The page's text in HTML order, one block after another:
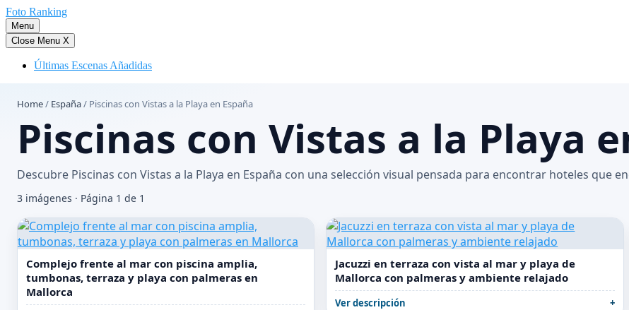
Saltar
al
contenido
Foto Ranking
Menu
Close Menu X
Últimas Escenas Añadidas
Home/ España/ Piscinas con Vistas a la Playa en España
Piscinas con Vistas a la Playa
Descubre Piscinas con Vistas a la Playa en España con una selección visual pensada para encontrar hoteles que
3 imágenes · Página 1 de 1
Complejo frente al mar con piscina amplia,
tumbonas, terraza y playa con palmeras en
Mallorca
Jacuzzi en terraza con vista al mar y playa de
Mallorca con palmeras y ambiente relajado
Ver descripción